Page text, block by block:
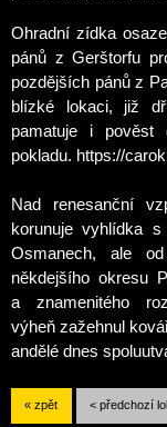
Ohradní zídka
pánů z Gerštorfu
pozdějších pánů z
blízké lokaci, již
pamatuje i pověst
pokladu. https://
Nad renesanční
korunuje vyhlídka s
Osmanech, ale
někdejšího okresu
a znamenitého
výheňzažehnul
andělé dnes
« zpět < předchozí